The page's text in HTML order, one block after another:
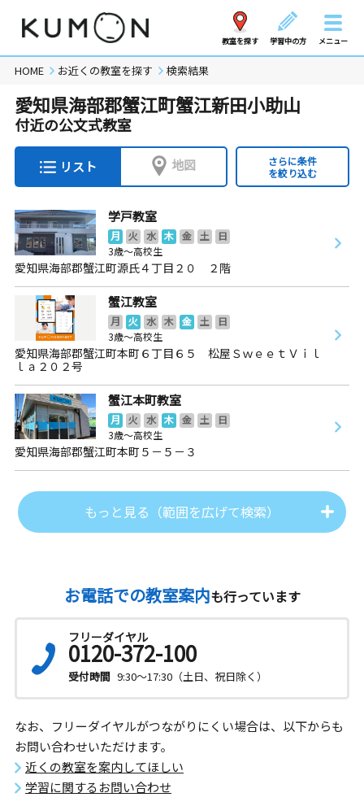
教室を探す 学習中の方 メニュー
HOME お近くの教室を探す 検索結果
愛知県海部郡蟹江町蟹江新田小助山
付近の公文式教室
リスト 地図
さらに条件
を絞り込む
学戸教室
月 火 水 木 金 土
日
3歳～高校生
愛知県海部郡蟹江町源氏４丁目２０ ２階
蟹江教室
月 火 水 木 金 土
日
3歳～高校生
愛知県海部郡蟹江町本町６丁目６５ 松屋ＳｗｅｅｔＶｉｌ
ｌａ２０２号
蟹江本町教室
月 火 水 木 金 土
日
3歳～高校生
愛知県海部郡蟹江町本町５－５－３
もっと見る（範囲を広げて検索）
お電話での教室案内も行っています
フリーダイヤル
0120-372-100
受付時間 9:30～17:30（土日、祝日除く）
なお、フリーダイヤルがつながりにくい場合は、以下からも
お問い合わせいただけます。
近くの教室を案内してほしい
学習に関するお問い合わせ